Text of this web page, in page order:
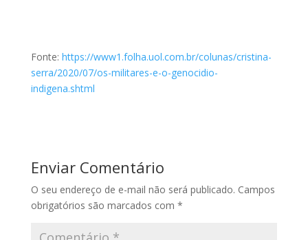
Fonte: https://www1.folha.uol.com.br/colunas/cristina-
serra/2020/07/os-militares-e-o-genocidio-
indigena.shtml
Enviar Comentário
O seu endereço de e-mail não será publicado. Campos
obrigatórios são marcados com *